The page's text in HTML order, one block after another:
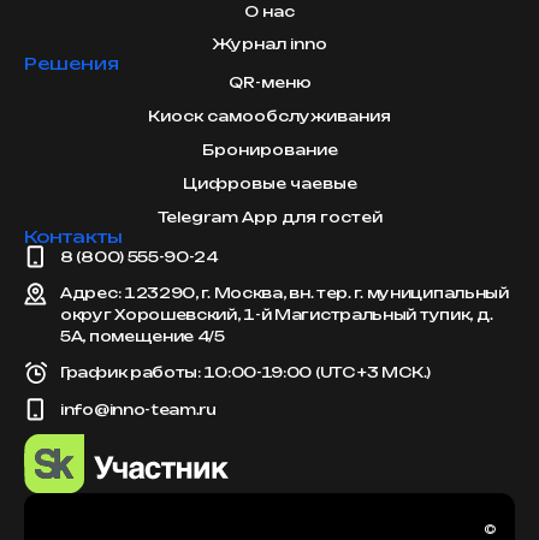
О нас
Журнал inno
Решения
QR-меню
Киоск самообслуживания
Бронирование
Цифровые чаевые
Telegram App для гостей
Контакты
8 (800) 555-90-24
Адрес: 123290, г. Москва, вн. тер. г. муниципальный
округ Хорошевский, 1-й Магистральный тупик, д.
5А, помещение 4/5
График работы: 10:00-19:00 (UTC +3 МСК.)
info@inno-team.ru
©